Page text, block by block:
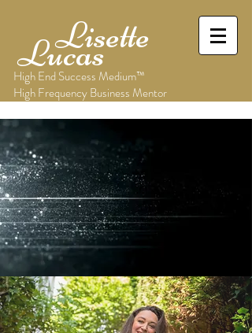
Lisette
Lucas
High End Success Medium™
High Frequency Business Mentor